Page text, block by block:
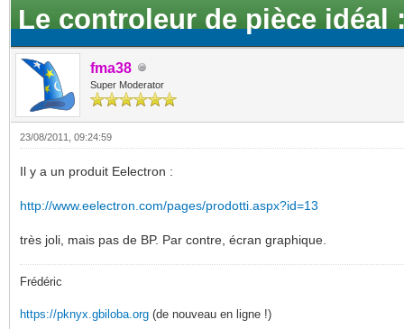
Le controleur de pièce idéal
fma38
Super Moderator
23/08/2011, 09:24:59
Il y a un produit Eelectron :
http://www.eelectron.com/pages/prodotti.aspx?id=13
très joli, mais pas de BP. Par contre, écran graphique.
Frédéric
https://pknyx.gbiloba.org (de nouveau en ligne !)